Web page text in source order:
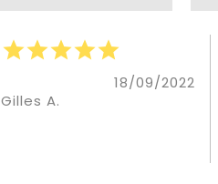
starstarstarstarstar
18/09/2022
Gilles A.